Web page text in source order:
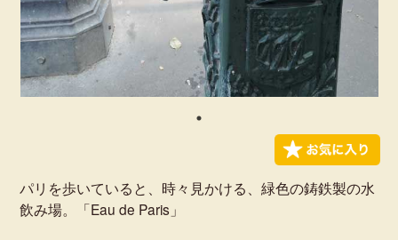
パリを歩いていると、時々見かける、緑色の鋳鉄製の水
飲み場。「Eau de Paris」